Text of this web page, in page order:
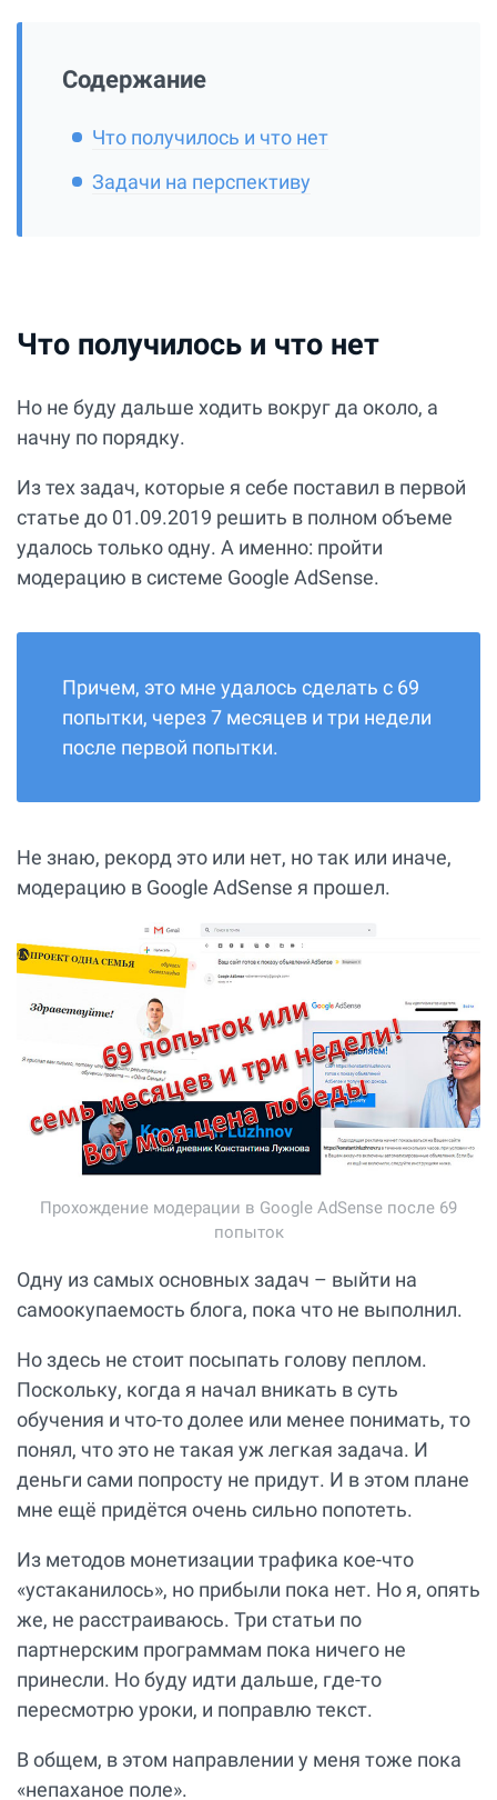
Содержание
Что получилось и что нет
Задачи на перспективу
Что получилось и что нет
Но не буду дальше ходить вокруг да около, а
начну по порядку.
Из тех задач, которые я себе поставил в первой
статье до 01.09.2019 решить в полном объеме
удалось только одну. А именно: пройти
модерацию в системе Google AdSense.
Причем, это мне удалось сделать с 69
попытки, через 7 месяцев и три недели
после первой попытки.
Не знаю, рекорд это или нет, но так или иначе,
модерацию в Google AdSense я прошел.
Прохождение модерации в Google AdSense после 69
попыток
Одну из самых основных задач – выйти на
самоокупаемость блога, пока что не выполнил.
Но здесь не стоит посыпать голову пеплом.
Поскольку, когда я начал вникать в суть
обучения и что-то долее или менее понимать, то
понял, что это не такая уж легкая задача. И
деньги сами попросту не придут. И в этом плане
мне ещё придётся очень сильно попотеть.
Из методов монетизации трафика кое-что
«устаканилось», но прибыли пока нет. Но я, опять
же, не расстраиваюсь. Три статьи по
партнерским программам пока ничего не
принесли. Но буду идти дальше, где-то
пересмотрю уроки, и поправлю текст.
В общем, в этом направлении у меня тоже пока
«непаханое поле».